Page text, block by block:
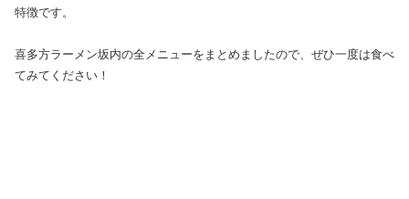
特徴です。
喜多方ラーメン坂内の全メニューをまとめましたので、ぜひ一度は食べ
てみてください！